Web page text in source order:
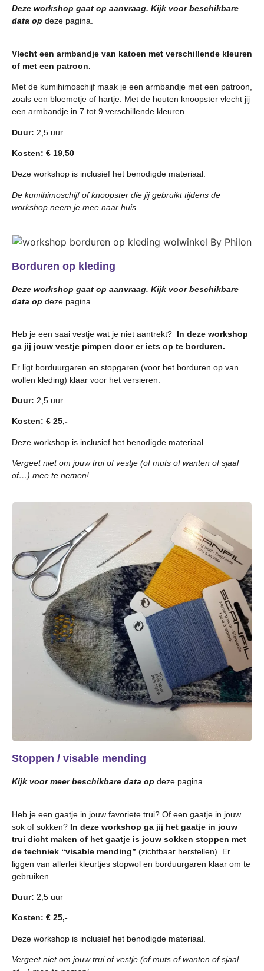
Deze workshop gaat op aanvraag. Kijk voor beschikbare
data op deze pagina.
Vlecht een armbandje van katoen met verschillende kleuren
of met een patroon.
Met de kumihimoschijf maak je een armbandje met een patroon,
zoals een bloemetje of hartje. Met de houten knoopster vlecht jij
een armbandje in 7 tot 9 verschillende kleuren.
Duur: 2,5 uur
Kosten: € 19,50
Deze workshop is inclusief het benodigde materiaal.
De kumihimoschijf of knoopster die jij gebruikt tijdens de
workshop neem je mee naar huis.
Borduren op kleding
Deze workshop gaat op aanvraag. Kijk voor beschikbare
data op deze pagina.
Heb je een saai vestje wat je niet aantrekt? In deze workshop
ga jij jouw vestje pimpen door er iets op te borduren.
Er ligt borduurgaren en stopgaren (voor het borduren op van
wollen kleding) klaar voor het versieren.
Duur: 2,5 uur
Kosten: € 25,-
Deze workshop is inclusief het benodigde materiaal.
Vergeet niet om jouw trui of vestje (of muts of wanten of sjaal
of…) mee te nemen!
Stoppen / visable mending
Kijk voor meer beschikbare data op deze pagina.
Heb je een gaatje in jouw favoriete trui? Of een gaatje in jouw
sok of sokken? In deze workshop ga jij het gaatje in jouw
trui dicht maken of het gaatje is jouw sokken stoppen met
de techniek “visable mending” (zichtbaar herstellen). Er
liggen van allerlei kleurtjes stopwol en borduurgaren klaar om te
gebruiken.
Duur: 2,5 uur
Kosten: € 25,-
Deze workshop is inclusief het benodigde materiaal.
Vergeet niet om jouw trui of vestje (of muts of wanten of sjaal